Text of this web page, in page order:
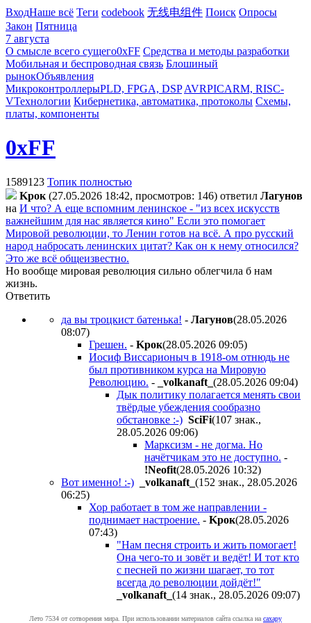
ВходНаше всё Теги codebook 无线电组件 Поиск Опросы
Закон Пятница
7 августа
О смысле всего сущего0xFF Средства и методы разработки
Мобильная и беспроводная связь Блошиный
рынокОбъявления
МикроконтроллерыPLD, FPGA, DSP AVRPICARM, RISC-
VТехнологии Кибернетика, автоматика, протоколы Схемы,
платы, компоненты
0xFF
1589123 Топик полностью
Kpoк (27.05.2026 18:42, просмотров: 146) ответил Лaгyнoв
на И что? А еще вспомним ленинское - "из всех искусств
важнейшим для нас является кино" Если это помогает
Мировой революции, то Ленин готов на всё. А про русский
народ набросать ленинских цитат? Как он к нему относился?
Это же всё общеизвестно.
Но вообще мировая революция сильно облегчила б нам
жизнь.
Ответить
да вы троцкист батенька! - Лaгyнoв(28.05.2026
08:07)
Грешен. - Kpoк(28.05.2026 09:05)
Иосиф Виссарионыч в 1918-ом отнюдь не
был противником курса на Мировую
Революцию. - _volkanaft_ (28.05.2026 09:04)
Дык политику полагается менять свои
твёрдые убеждения сообразно
обстановке :-) SciFi(107 знак.,
28.05.2026 09:06)
Марксизм - не догма. Но
начётчикам это не доступно. -
!Neofit(28.05.2026 10:32)
Вот именно! :-)
_volkanaft_ (152 знак., 28.05.2026
06:25)
Хор работает в том же направлении -
поднимает настроение. - Kpoк(28.05.2026
07:43)
"Нам песня строить и жить помогает!
Она чего-то и зовёт и ведёт! И тот кто
с песней по жизни шагает, то тот
всегда до революции дойдёт!"
_volkanaft_ (14 знак., 28.05.2026 09:07)
Лето 7534 от сотворения мира. При использовании материалов сайта ссылка на caxapу